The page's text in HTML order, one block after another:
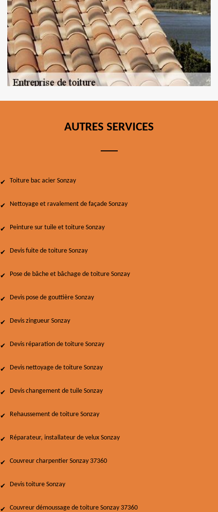
AUTRES SERVICES
Toiture bac acier Sonzay
Nettoyage et ravalement de façade Sonzay
Peinture sur tuile et toiture Sonzay
Devis fuite de toiture Sonzay
Pose de bâche et bâchage de toiture Sonzay
Devis pose de gouttière Sonzay
Devis zingueur Sonzay
Devis réparation de toiture Sonzay
Devis nettoyage de toiture Sonzay
Devis changement de tuile Sonzay
Rehaussement de toiture Sonzay
Réparateur, installateur de velux Sonzay
Couvreur charpentier Sonzay 37360
Devis toiture Sonzay
Couvreur démoussage de toiture Sonzay 37360